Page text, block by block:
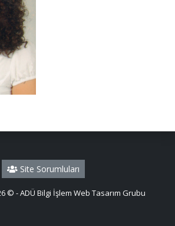
Site Sorumluları
© - ADÜ Bilgi İşlem Web Tasarım Grubu